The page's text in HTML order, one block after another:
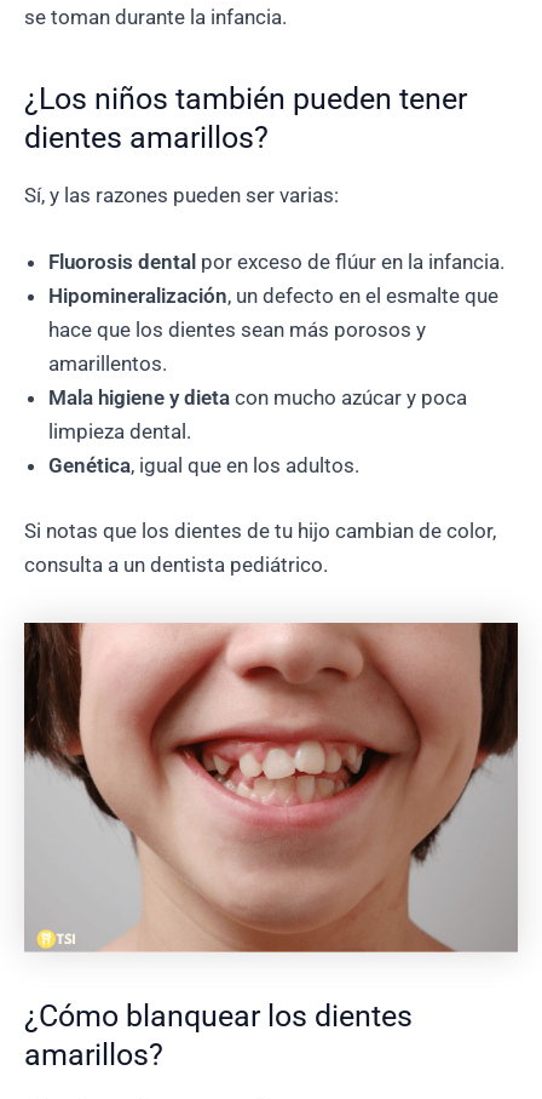
se toman durante la infancia.
¿Los niños también pueden tener
dientes amarillos?
Sí, y las razones pueden ser varias:
Fluorosis dental por exceso de flúur en la infancia.
Hipomineralización, un defecto en el esmalte que
hace que los dientes sean más porosos y
amarillentos.
Mala higiene y dieta con mucho azúcar y poca
limpieza dental.
Genética, igual que en los adultos.
Si notas que los dientes de tu hijo cambian de color,
consulta a un dentista pediátrico.
¿Cómo blanquear los dientes
amarillos?